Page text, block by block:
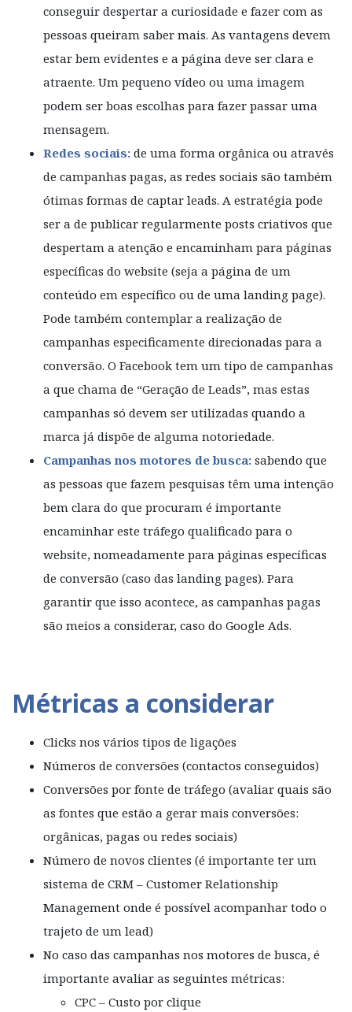
conseguir despertar a curiosidade e fazer com as
pessoas queiram saber mais. As vantagens devem
estar bem evidentes e a página deve ser clara e
atraente. Um pequeno vídeo ou uma imagem
podem ser boas escolhas para fazer passar uma
mensagem.
Redes sociais: de uma forma orgânica ou através
de campanhas pagas, as redes sociais são também
ótimas formas de captar leads. A estratégia pode
ser a de publicar regularmente posts criativos que
despertam a atenção e encaminham para páginas
específicas do website (seja a página de um
conteúdo em específico ou de uma landing page).
Pode também contemplar a realização de
campanhas especificamente direcionadas para a
conversão. O Facebook tem um tipo de campanhas
a que chama de “Geração de Leads”, mas estas
campanhas só devem ser utilizadas quando a
marca já dispõe de alguma notoriedade.
Campanhas nos motores de busca: sabendo que
as pessoas que fazem pesquisas têm uma intenção
bem clara do que procuram é importante
encaminhar este tráfego qualificado para o
website, nomeadamente para páginas específicas
de conversão (caso das landing pages). Para
garantir que isso acontece, as campanhas pagas
são meios a considerar, caso do Google Ads.
Métricas a considerar
Clicks nos vários tipos de ligações
Números de conversões (contactos conseguidos)
Conversões por fonte de tráfego (avaliar quais são
as fontes que estão a gerar mais conversões:
orgânicas, pagas ou redes sociais)
Número de novos clientes (é importante ter um
sistema de CRM – Customer Relationship
Management onde é possível acompanhar todo o
trajeto de um lead)
No caso das campanhas nos motores de busca, é
importante avaliar as seguintes métricas:
CPC – Custo por clique